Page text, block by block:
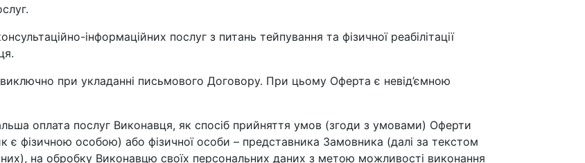
інформаційних послуг з питань тейпування та фізичної реабілітації
при укладанні письмового Договору. При цьому Оферта є невід’ємною
оплата послуг Виконавця, як спосіб прийняття умов (згоди з умовами) Оферти
є фізичною особою) або фізичної особи – представника Замовника (далі за текстом
на обробку Виконавцю своїх персональних даних з метою можливості виконання